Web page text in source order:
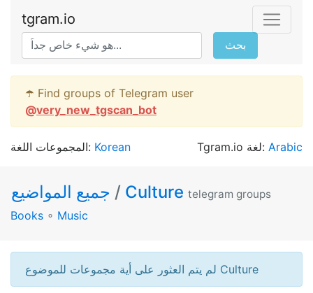
tgram.io
بحث
☂️ Find groups of Telegram user
@very_new_tgscan_bot
المجموعات اللغة: Korean Tgram.io لغة: Arabic
/ Culture telegram groups
Books ∘ Music
لم يتم العثور على أية مجموعات للموضوع Culture